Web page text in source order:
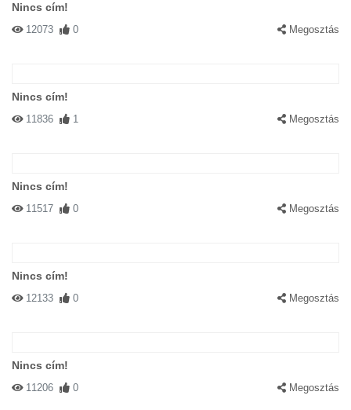
Nincs cím!
12073 0 Megosztás
Nincs cím!
11836 1 Megosztás
Nincs cím!
11517 0 Megosztás
Nincs cím!
12133 0 Megosztás
Nincs cím!
11206 0 Megosztás